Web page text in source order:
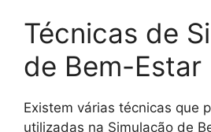
Técnicas de
de Bem-Estar
Existem várias técnicas que
utilizadas na Simulação de